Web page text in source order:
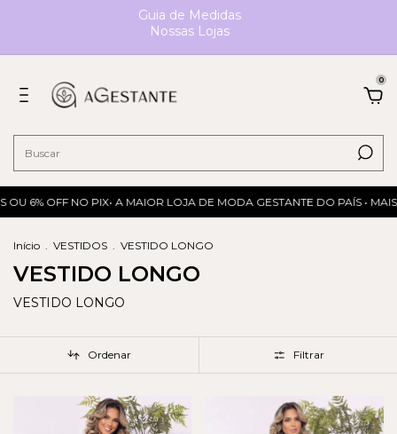
Guia de Medidas
Nossas Lojas
0
6% OFF NO PIX• A MAIOR LOJA DE MODA GESTANTE DO PAÍS • MAIS
Início . VESTIDOS . VESTIDO LONGO
VESTIDO LONGO
VESTIDO LONGO
Ordenar Filtrar